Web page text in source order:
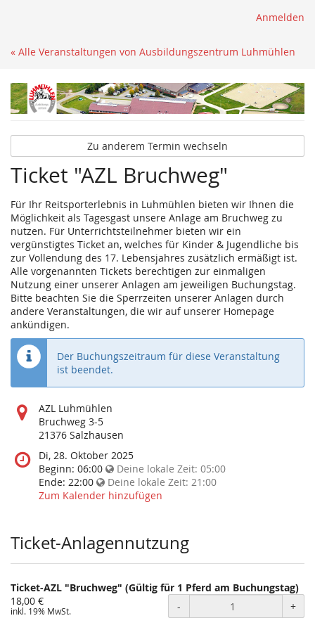
Anmelden
« Alle Veranstaltungen von Ausbildungszentrum Luhmühlen
Zu anderem Termin wechseln
Ticket "AZL Bruchweg"
Für Ihr Reitsporterlebnis in Luhmühlen bieten wir Ihnen die
Möglichkeit als Tagesgast unsere Anlage am Bruchweg zu
nutzen. Für Unterrichtsteilnehmer bieten wir ein
vergünstigtes Ticket an, welches für Kinder & Jugendliche bis
zur Vollendung des 17. Lebensjahres zusätzlich ermäßigt ist.
Alle vorgenannten Tickets berechtigen zur einmaligen
Nutzung einer unserer Anlagen am jeweiligen Buchungstag.
Bitte beachten Sie die Sperrzeiten unserer Anlagen durch
andere Veranstaltungen, die wir auf unserer Homepage
ankündigen.
Der Buchungszeitraum für diese Veranstaltung
ist beendet.
Wo
findet
diese
statt?
AZL Luhmühlen
Bruchweg 3-5
21376 Salzhausen
Wann
findet
diese
Veranstaltung
Di, 28. Oktober 2025
Beginn: 06:00 Deine lokale Zeit: 05:00
Ende: 22:00 Deine lokale Zeit: 21:00
Zum Kalender hinzufügen
Ticket-Anlagennutzung
Ticket-AZL "Bruchweg" (Gültig für 1 Pferd am Buchungstag)
18,00 €
inkl. 19% MwSt. - +